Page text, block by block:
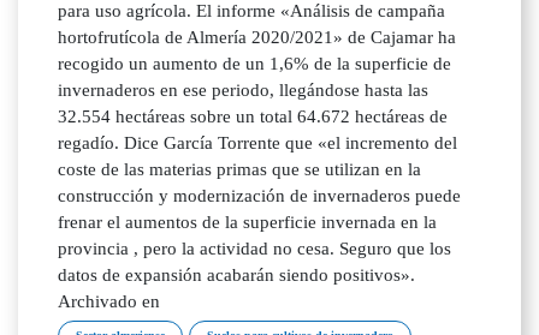
para uso agrícola. El informe «Análisis de campaña
hortofrutícola de Almería 2020/2021» de Cajamar ha
recogido un aumento de un 1,6% de la superficie de
invernaderos en ese periodo, llegándose hasta las
32.554 hectáreas sobre un total 64.672 hectáreas de
regadío. Dice García Torrente que «el incremento del
coste de las materias primas que se utilizan en la
construcción y modernización de invernaderos puede
frenar el aumentos de la superficie invernada en la
provincia , pero la actividad no cesa. Seguro que los
datos de expansión acabarán siendo positivos».
Archivado en